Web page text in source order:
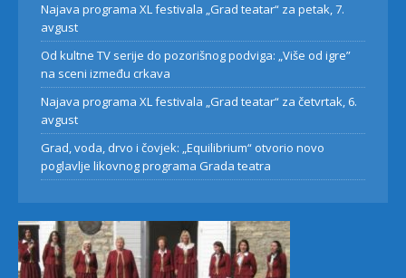
Najava programa XL festivala „Grad teatar“ za petak, 7.
avgust
Od kultne TV serije do pozorišnog podviga: „Više od igre”
na sceni između crkava
Najava programa XL festivala „Grad teatar“ za četvrtak, 6.
avgust
Grad, voda, drvo i čovjek: „Equilibrium“ otvorio novo
poglavlje likovnog programa Grada teatra